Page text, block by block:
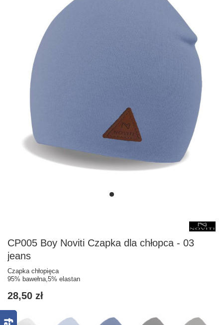
CP005 Boy Noviti Czapka dla chłopca - 03
jeans
Czapka chłopięca
95% bawełna,5% elastan
28,50 zł